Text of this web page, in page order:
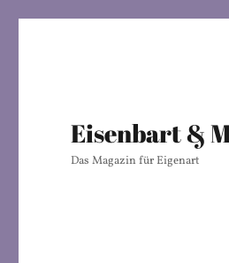
Eisenbart &
Das Magazin für Eigenart